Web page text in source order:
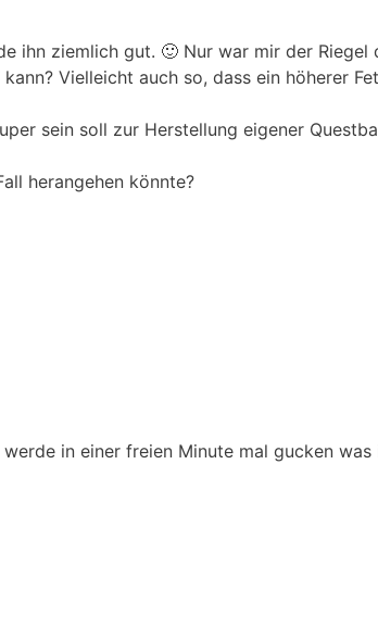
ihn ziemlich gut. 🙂 Nur war mir der
Vielleicht auch so, dass ein höherer
sein soll zur Herstellung eigener
herangehen könnte?
in einer freien Minute mal gucken